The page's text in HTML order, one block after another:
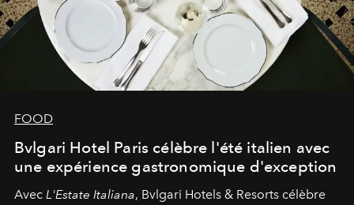
FOOD
Bvlgari Hotel Paris célèbre l'été italien avec
une expérience gastronomique d'exception
Avec L'Estate Italiana, Bvlgari Hotels & Resorts célèbre